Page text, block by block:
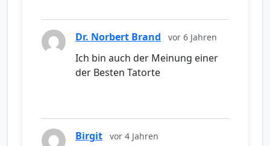
Dr. Norbert Brand vor 6 Jahren
Ich bin auch der Meinung einer
der Besten Tatorte
Birgit vor 4 Jahren